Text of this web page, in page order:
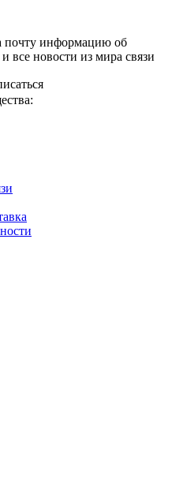
почту информацию об
все новости из мира связи